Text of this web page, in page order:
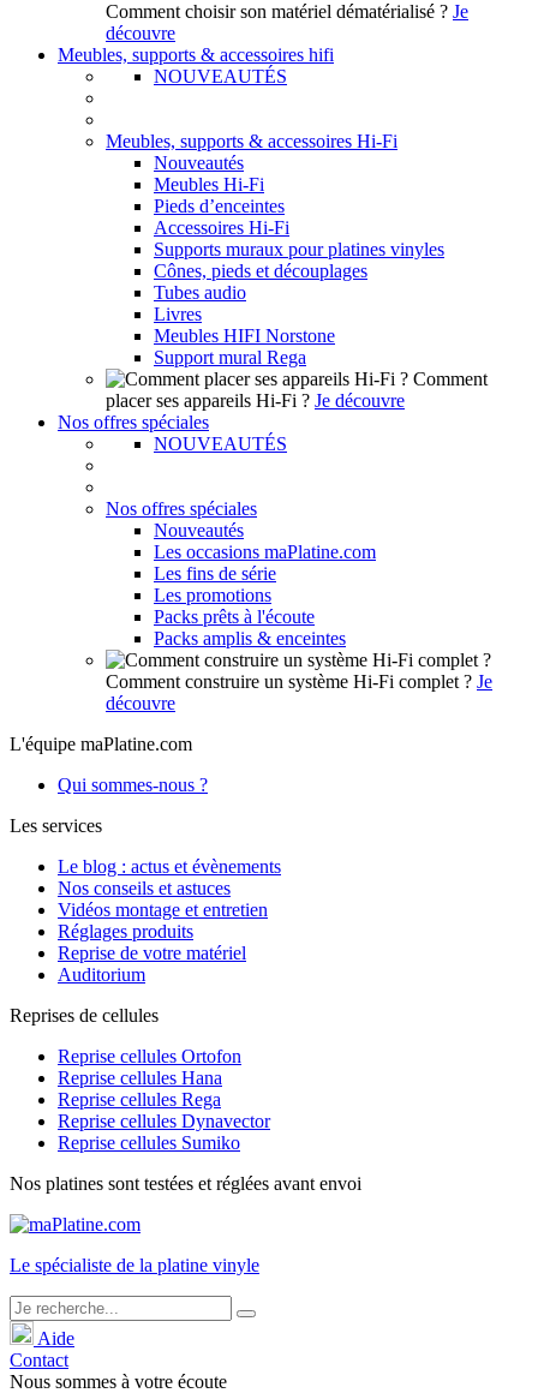
Comment choisir son matériel dématérialisé ? Je
découvre
Meubles, supports & accessoires hifi
NOUVEAUTÉS
Meubles, supports & accessoires Hi-Fi
Nouveautés
Meubles Hi-Fi
Pieds d’enceintes
Accessoires Hi-Fi
Supports muraux pour platines vinyles
Cônes, pieds et découplages
Tubes audio
Livres
Meubles HIFI Norstone
Support mural Rega
Comment
placer ses appareils Hi-Fi ? Je découvre
Nos offres spéciales
NOUVEAUTÉS
Nos offres spéciales
Nouveautés
Les occasions maPlatine.com
Les fins de série
Les promotions
Packs prêts à l'écoute
Packs amplis & enceintes
Comment construire un système Hi-Fi complet ? Je
découvre
L'équipe maPlatine.com
Qui sommes-nous ?
Les services
Le blog : actus et évènements
Nos conseils et astuces
Vidéos montage et entretien
Réglages produits
Reprise de votre matériel
Auditorium
Reprises de cellules
Reprise cellules Ortofon
Reprise cellules Hana
Reprise cellules Rega
Reprise cellules Dynavector
Reprise cellules Sumiko
Nos platines sont testées et réglées avant envoi
Le spécialiste de la platine vinyle
Aide
Contact
Nous sommes à votre écoute